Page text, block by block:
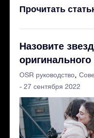
Прочитать
Назовите
OSR руководство
- 27 сентября 2022